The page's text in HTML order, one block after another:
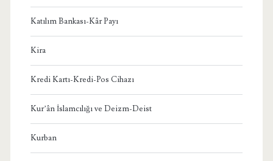
Katılım Bankası-Kâr Payı
Kira
Kredi Kartı-Kredi-Pos Cihazı
Kur’ân İslamcılığı ve Deizm-Deist
Kurban